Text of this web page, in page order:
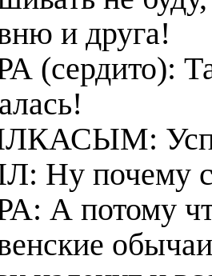
и друга!
(сердито):
Ну почему
А потому